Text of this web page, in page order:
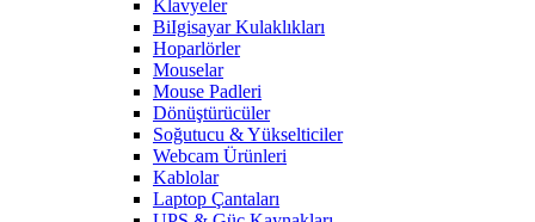
Klavyeler
BiIgisayar Kulaklıkları
Hoparlörler
Mouselar
Mouse Padleri
Dönüştürücüler
Soğutucu & Yükselticiler
Webcam Ürünleri
Kablolar
Laptop Çantaları